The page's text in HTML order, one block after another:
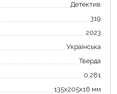
Детектив
319
2023
Українська
Тверда
0.281
135х205х16 мм